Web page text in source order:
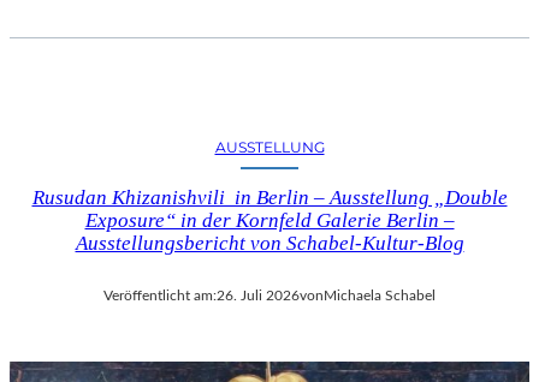
AUSSTELLUNG
Rusudan Khizanishvili in Berlin – Ausstellung „Double
Exposure“ in der Kornfeld Galerie Berlin –
Ausstellungsbericht von Schabel-Kultur-Blog
Veröffentlicht am:26. Juli 2026von Michaela Schabel